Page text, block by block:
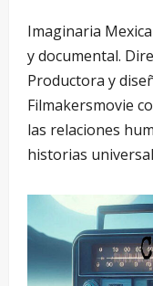
Imaginaria
y documental.
Productora y
Filmakersmovie
las relaciones
historias